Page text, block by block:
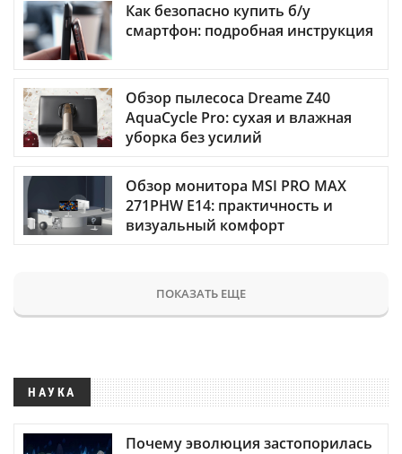
Как безопасно купить б/у
смартфон: подробная инструкция
Обзор пылесоса Dreame Z40
AquaCycle Pro: сухая и влажная
уборка без усилий
Обзор монитора MSI PRO MAX
271PHW E14: практичность и
визуальный комфорт
ПОКАЗАТЬ ЕЩЕ
НАУКА
Почему эволюция застопорилась